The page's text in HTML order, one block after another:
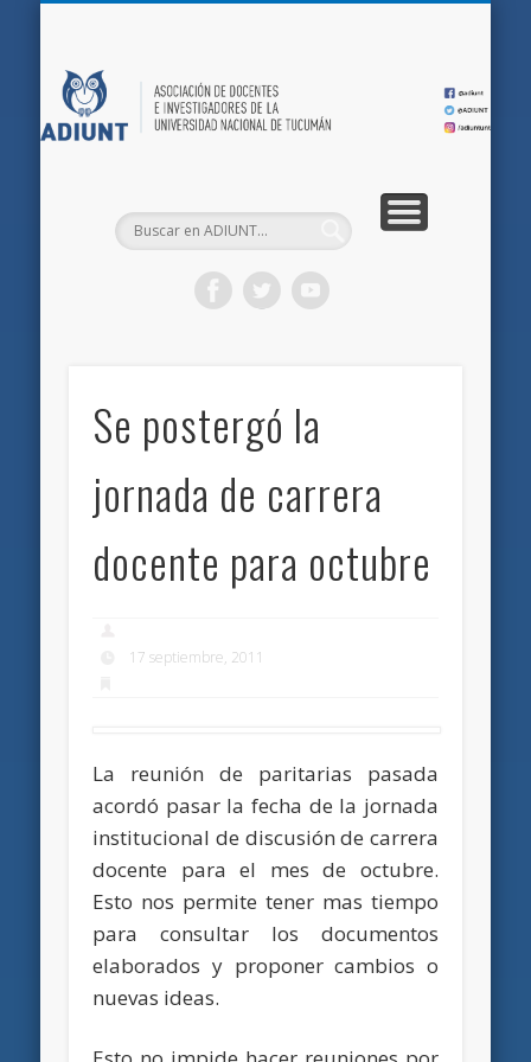
Se postergó la
jornada de carrera
docente para octubre
17 septiembre, 2011
La reunión de paritarias pasada
acordó pasar la fecha de la jornada
institucional de discusión de carrera
docente para el mes de octubre.
Esto nos permite tener mas tiempo
para consultar los documentos
elaborados y proponer cambios o
nuevas ideas.